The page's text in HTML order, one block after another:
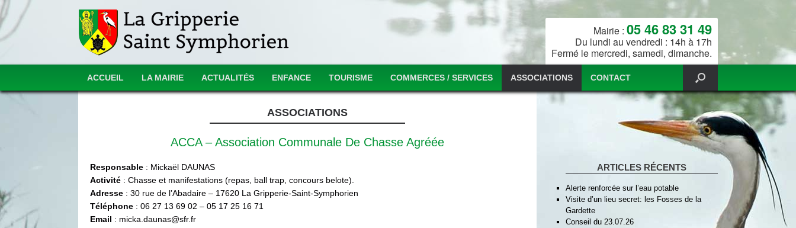
Mairie : 05 46 83 31 49
Du lundi au vendredi : 14h à 17h
Fermé le mercredi, samedi, dimanche.
ACCUEIL LA MAIRIE ACTUALITÉS ENFANCE TOURISME COMMERCES / SERVICES ASSOCIATIONS CONTACT
ASSOCIATIONS
ACCA – Association Communale De Chasse Agréée
Responsable : Mickaël DAUNAS
Activité : Chasse et manifestations (repas, ball trap, concours belote).
Adresse : 30 rue de l’Abadaire – 17620 La Gripperie-Saint-Symphorien
Téléphone : 06 27 13 69 02 – 05 17 25 16 71
Email : micka.daunas@sfr.fr
ARTICLES RÉCENTS
Alerte renforcée sur l’eau potable
Visite d’un lieu secret: les Fosses de la
Gardette
Conseil du 23.07.26